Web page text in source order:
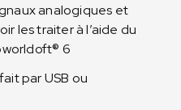
analogiques et
les traiter à l’aide du
6
par USB ou